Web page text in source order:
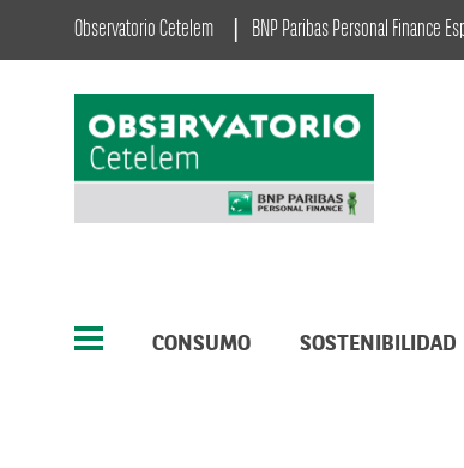
Observatorio Cetelem BNP Paribas Personal Finance
CONSUMO SOSTENIBILIDAD